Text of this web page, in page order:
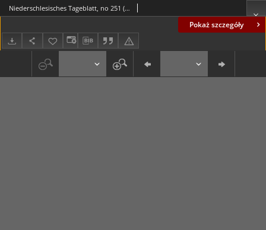
Pokaż szczegóły
Niederschlesisches Tageblatt, no 251 (Freitag, den 28. Oktober 1887)